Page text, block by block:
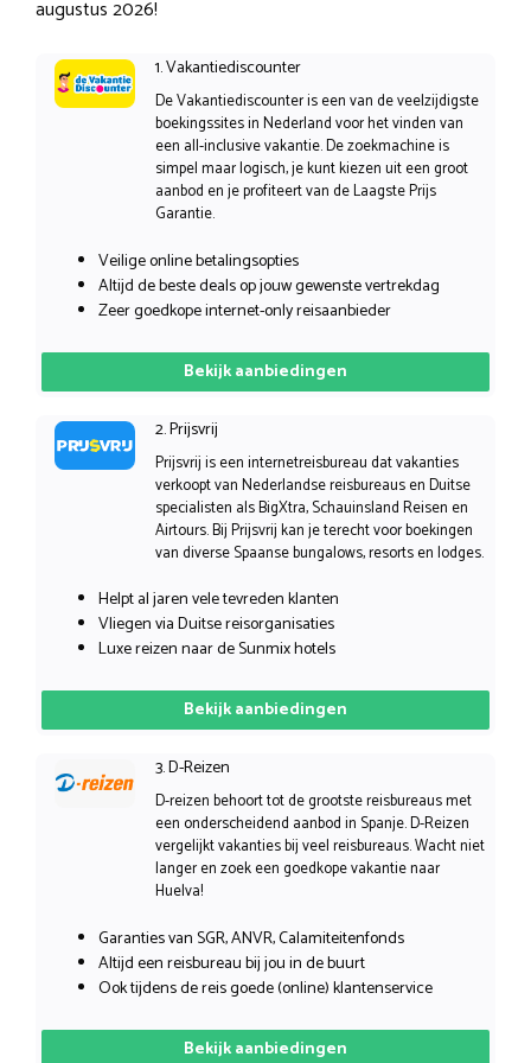
augustus 2026!
1. Vakantiediscounter
De Vakantiediscounter is een van de veelzijdigste
boekingssites in Nederland voor het vinden van
een all-inclusive vakantie. De zoekmachine is
simpel maar logisch, je kunt kiezen uit een groot
aanbod en je profiteert van de Laagste Prijs
Garantie.
Veilige online betalingsopties
Altijd de beste deals op jouw gewenste vertrekdag
Zeer goedkope internet-only reisaanbieder
Bekijk aanbiedingen
2. Prijsvrij
Prijsvrij is een internetreisbureau dat vakanties
verkoopt van Nederlandse reisbureaus en Duitse
specialisten als BigXtra, Schauinsland Reisen en
Airtours. Bij Prijsvrij kan je terecht voor boekingen
van diverse Spaanse bungalows, resorts en lodges.
Helpt al jaren vele tevreden klanten
Vliegen via Duitse reisorganisaties
Luxe reizen naar de Sunmix hotels
Bekijk aanbiedingen
3. D-Reizen
D-reizen behoort tot de grootste reisbureaus met
een onderscheidend aanbod in Spanje. D-Reizen
vergelijkt vakanties bij veel reisbureaus. Wacht niet
langer en zoek een goedkope vakantie naar
Huelva!
Garanties van SGR, ANVR, Calamiteitenfonds
Altijd een reisbureau bij jou in de buurt
Ook tijdens de reis goede (online) klantenservice
Bekijk aanbiedingen